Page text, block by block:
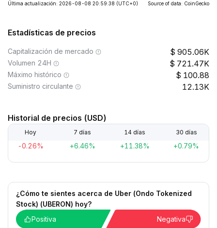
Última actualización: 2026-08-08 20:59:38 (UTC+0) Source of data: CoinGecko
Estadísticas de precios
Capitalización de mercado 905.06K
Volumen 24H 721.47K
Máximo histórico 100.88
Suministro circulante 12.13K
Historial de precios (USD)
Hoy 7 días 14 días 30 días
-0.26% +6.46% +11.38% +0.79%
¿Cómo te sientes acerca de Uber (Ondo Tokenized
Stock) (UBERON) hoy?
Positiva
Negativa